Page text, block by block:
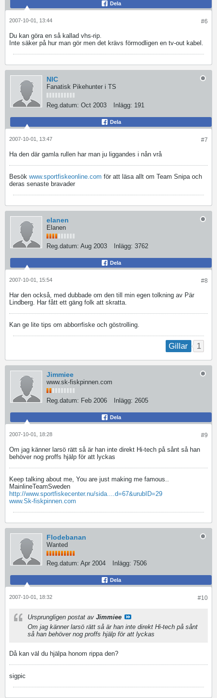
Dela
#6
2007-10-01, 13:44
Du kan göra en så kallad vhs-rip.
Inte säker på hur man gör men det krävs förmodligen en tv-out kabel.
NIC
Fanatisk Pikehunter i TS
Reg.datum: Oct 2003 Inlägg: 191
Dela
#7
2007-10-01, 13:47
Ha den där gamla rullen har man ju liggandes i nån vrå
Besök www.sportfiskeonline.com för att läsa allt om Team Snipa och
deras senaste bravader
elanen
Elanen
Reg.datum: Aug 2003 Inlägg: 3762
Dela
#8
2007-10-01, 15:54
Har den också, med dubbade om den till min egen tolkning av Pär
Lindberg. Har fått ett gäng folk att skratta.
Kan ge lite tips om abborrfiske och göstrolling.
Gillar 1
Jimmiee
www.sk-fiskpinnen.com
Reg.datum: Feb 2006 Inlägg: 2605
Dela
#9
2007-10-01, 18:28
Om jag känner larsö rätt så är han inte direkt Hi-tech på sånt så han
behöver nog proffs hjälp för att lyckas
Keep talking about me, You are just making me famous..
MainlineTeamSweden
http://www.sportfiskecenter.nu/sida....d=67&urubID=29
www.Sk-fiskpinnen.com
Flodebanan
Wanted
Reg.datum: Apr 2004 Inlägg: 7506
Dela
#10
2007-10-01, 18:32
Ursprungligen postat av Jimmiee
Om jag känner larsö rätt så är han inte direkt Hi-tech på sånt
så han behöver nog proffs hjälp för att lyckas
Då kan väl du hjälpa honom rippa den?
sigpic